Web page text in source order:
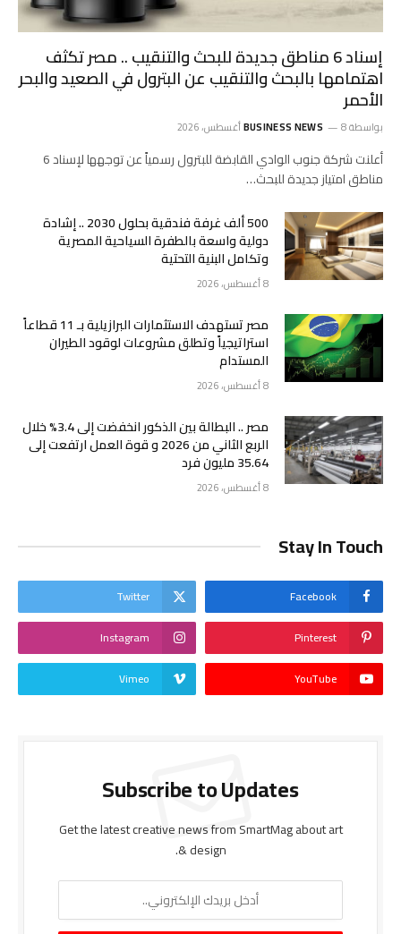
إسناد 6 مناطق جديدة للبحث والتنقيب .. مصر تكثف
اهتمامها بالبحث والتنقيب عن البترول في الصعيد والبحر
الأحمر
بواسطة BUSINESS NEWS 8 أغسطس، 2026
أعلنت شركة جنوب الوادي القابضة للبترول رسمياً عن توجهها لإسناد 6
مناطق امتياز جديدة للبحث…
500 ألف غرفة فندقية بحلول 2030 .. إشادة
دولية واسعة بالطفرة السياحية المصرية
وتكامل البنية التحتية
8 أغسطس، 2026
مصر تستهدف الاستثمارات البرازيلية بـ 11 قطاعاً
استراتيجياً وتطلق مشروعات لوقود الطيران
المستدام
8 أغسطس، 2026
مصر .. البطالة بين الذكور انخفضت إلى 3.4% خلال
الربع الثاني من 2026 و قوة العمل ارتفعت إلى
35.64 مليون فرد
8 أغسطس، 2026
Stay In Touch
Facebook
Twitter
Pinterest
Instagram
YouTube
Vimeo
Subscribe to Updates
Get the latest creative news from SmartMag about art
& design.